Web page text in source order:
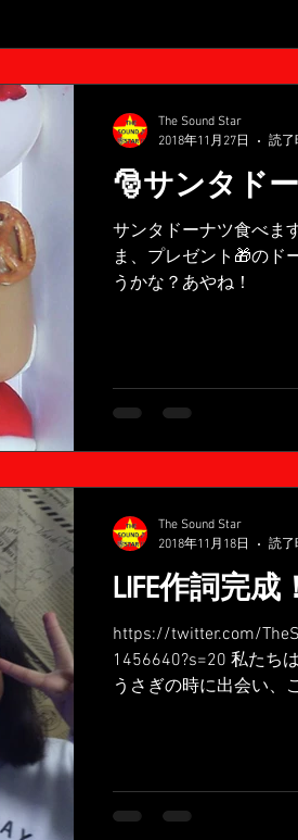
🎅サンタド
サンタドーナツ食べま
ま、プレゼント🎁のド
うかな？あやね！
The Sound Star
2018年11月27日
読了
LIFE作詞完成！
https://twitter.com/
1456640?s=20 私たち
うさぎの時に出会い、
The Sound Star
2018年11月18日
読了